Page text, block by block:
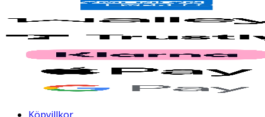
Köpvillkor